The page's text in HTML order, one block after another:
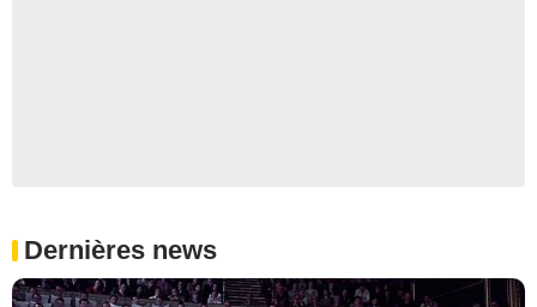
Dernières news